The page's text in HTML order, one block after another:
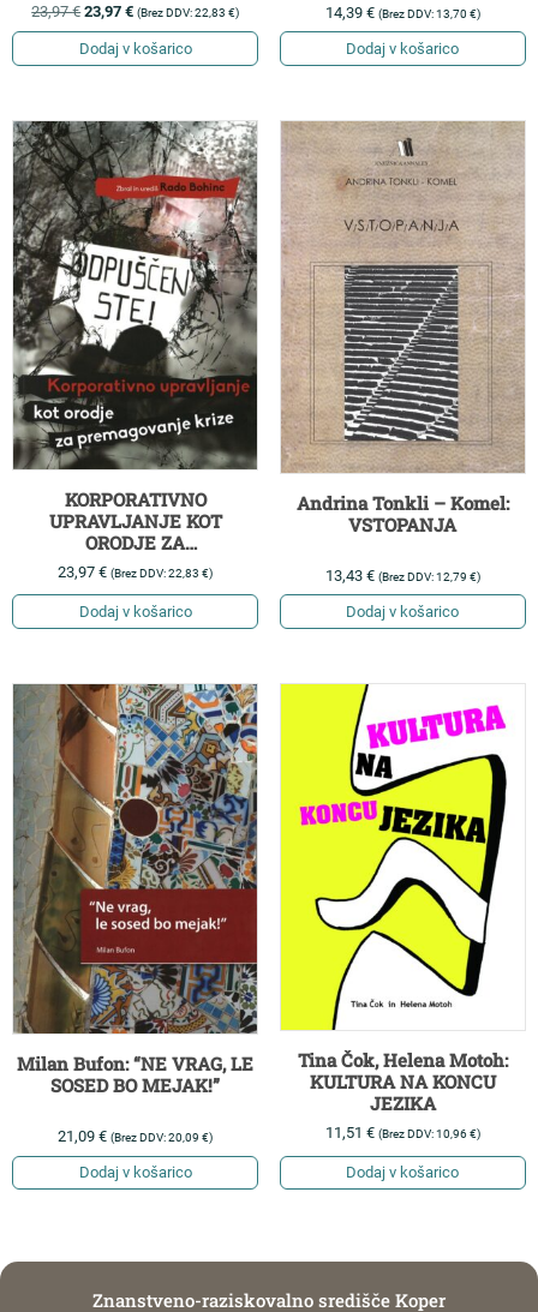
23,97€ 23,97€ (Brez DDV:22,83€)
Dodaj v košarico
14,39 € (Brez DDV:13,70 €)
Dodaj v košarico
KORPORATIVNO
UPRAVLJANJE KOT
ORODJE ZA
PREMAGOVANJE KRIZE
23,97€ (Brez DDV:22,83€)
Dodaj v košarico
Andrina Tonkli – Komel:
VSTOPANJA
13,43 € (Brez DDV:12,79 €)
Dodaj v košarico
Milan Bufon: “NE VRAG, LE
SOSED BO MEJAK!”
21,09€ (Brez DDV:20,09€)
Dodaj v košarico
Tina Čok, Helena Motoh:
KULTURA NA KONCU
JEZIKA
11,51 € (Brez DDV:10,96€)
Dodaj v košarico
Znanstveno-raziskovalno središče Koper